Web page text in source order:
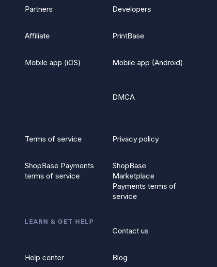
Partners Developers
Affiliate PrintBase
Mobile app (iOS) Mobile app (Android)
DMCA
Terms of service Privacy policy
ShopBase Payments
terms of service
ShopBase
Marketplace
Payments terms of
service
LEARN & GET HELP
Contact us
Help center Blog